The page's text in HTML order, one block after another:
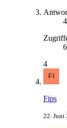
4
4
Fips
22. Juni